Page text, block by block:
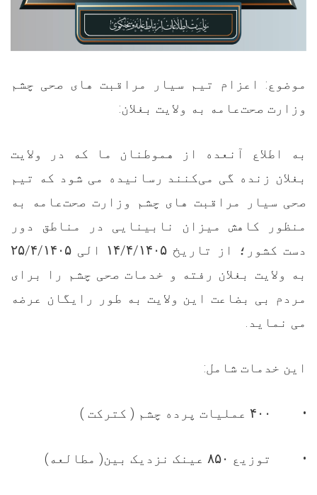
موضوع: اعزام تیم سیار مراقبت های صحی چشم
وزارت صحت‌عامه به ولایت بغلان:
به اطلاع آنعده از هموطنان ما که در ولایت
بغلان زنده گی می‌کنند رسانیده می شود که تیم
صحی سیار مراقبت های چشم وزارت صحت‌عامه به
منظور کاهش میزان نابینایی در مناطق دور
دست کشور؛ از تاریخ ۱۴/۴/۱۴۰۵ الی ۲۵/۴/۱۴۰۵
به ولایت بغلان رفته و خدمات صحی چشم را برای
مردم بی بضاعت این ولایت به طور رایگان عرضه
می نماید.
این خدمات شامل:
• ۴۰۰ عملیات پرده چشم ( کترکت )
• توزیع ۸۵۰ عینک نزدیک بین( مطالعه)